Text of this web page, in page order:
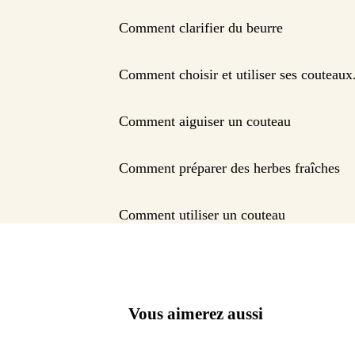
Comment clarifier du beurre
Comment choisir et utiliser ses
Comment aiguiser un couteau
Comment préparer des herbes fraîches
Comment utiliser un couteau
Vous aimerez aussi